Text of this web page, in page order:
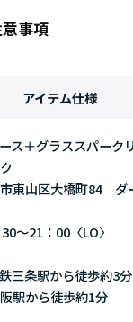
事項
アイテム仕様
ス＋グラススパーク
東山区大橋町84 ダ
～21：00〈LO〉
三条駅から徒歩約3
駅から徒歩約1分